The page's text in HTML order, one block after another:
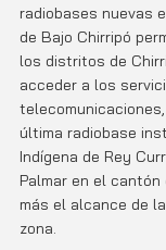
radiobases nuevas
de Bajo Chirripó
los distritos de
acceder a los
última radiobase
Indígena de Rey
Palmar en el cantón
más el alcance de
zona.